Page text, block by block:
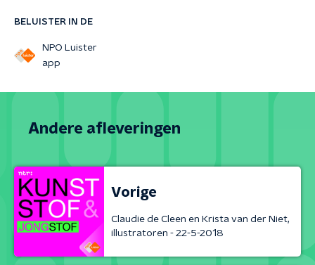
BELUISTER IN DE
NPO Luister
app
Andere afleveringen
Vorige
Claudie de Cleen en Krista van der Niet,
illustratoren - 22-5-2018